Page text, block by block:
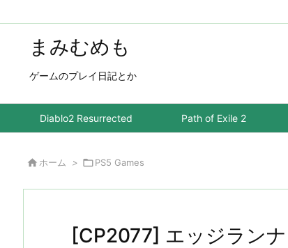
まみむめも
ゲームのプレイ日記とか
Diablo2 Resurrected Path of Exile 2
 ホーム > PS5 Games
[CP2077] エッジラン